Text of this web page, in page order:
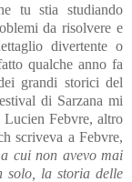
tu stia studiando
da risolvere e
divertente o
qualche anno fa
grandi storici del
di Sarzana mi
Febvre, altro
scriveva a Febvre,
cui non avevo mai
solo, la storia delle